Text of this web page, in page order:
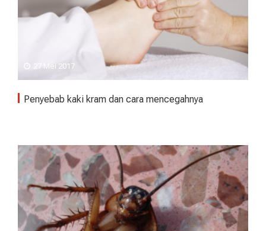
27 Mei 2017
Penyebab kaki kram dan cara mencegahnya